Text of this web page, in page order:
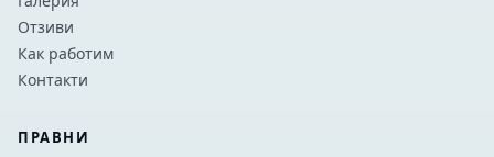
Отзиви
Как работим
Контакти
ПРАВНИ